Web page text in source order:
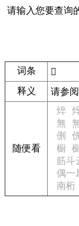
请输入您要查询
词条
𤇯
释义
请参阅
随便看
焠
無
侀
橱
筋斗
偶一
南桁